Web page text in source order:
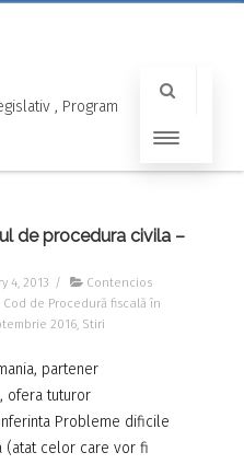
de procedura civila –
4, 2013 /
Contencios
de Procedură fiscală în
2016, Stiri
partener
ofera tuturor
Probleme dificile
(atat celor care vor fi